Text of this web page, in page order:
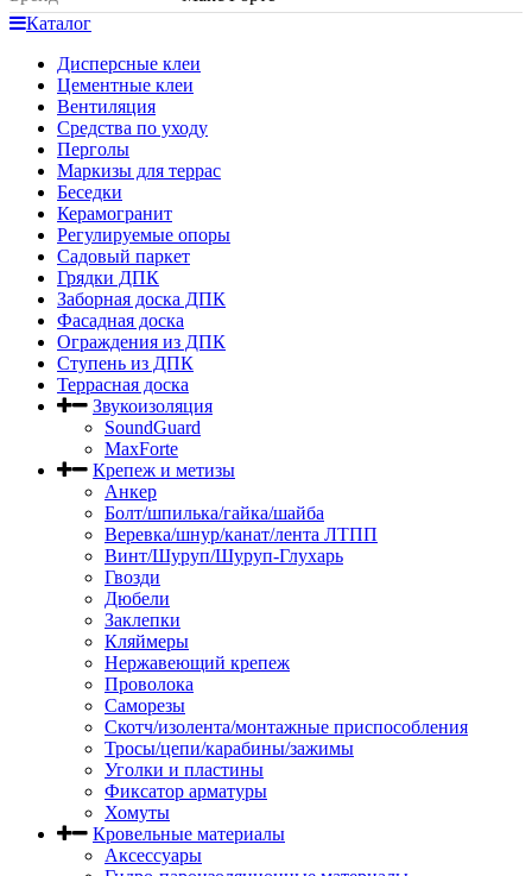
Каталог
Дисперсные клеи
Цементные клеи
Вентиляция
Средства по уходу
Перголы
Маркизы для террас
Беседки
Керамогранит
Регулируемые опоры
Садовый паркет
Грядки ДПК
Заборная доска ДПК
Фасадная доска
Ограждения из ДПК
Ступень из ДПК
Террасная доска
Звукоизоляция
SoundGuard
MaxForte
Крепеж и метизы
Анкер
Болт/шпилька/гайка/шайба
Веревка/шнур/канат/лента ЛТПП
Винт/Шуруп/Шуруп-Глухарь
Гвозди
Дюбели
Заклепки
Кляймеры
Нержавеющий крепеж
Проволока
Саморезы
Скотч/изолента/монтажные приспособления
Тросы/цепи/карабины/зажимы
Уголки и пластины
Фиксатор арматуры
Хомуты
Кровельные материалы
Аксессуары